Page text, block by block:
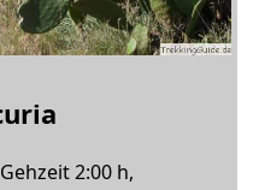
2:00 h,